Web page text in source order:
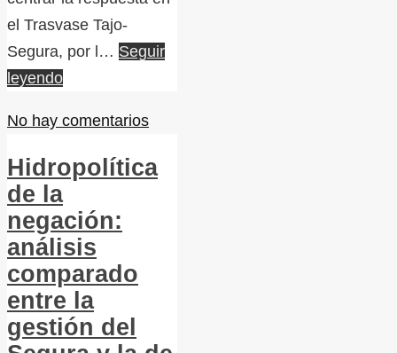
el Trasvase Tajo-
Segura, por l… Seguir
leyendo
No hay comentarios
Hidropolítica
de la
negación:
análisis
comparado
entre la
gestión del